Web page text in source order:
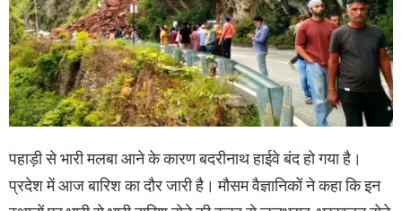
पहाड़ी से भारी मलबा आने के कारण बदरीनाथ हाईवे बंद हो गया है।
प्रदेश में आज बारिश का दौर जारी है। मौसम वैज्ञानिकों ने कहा कि इन